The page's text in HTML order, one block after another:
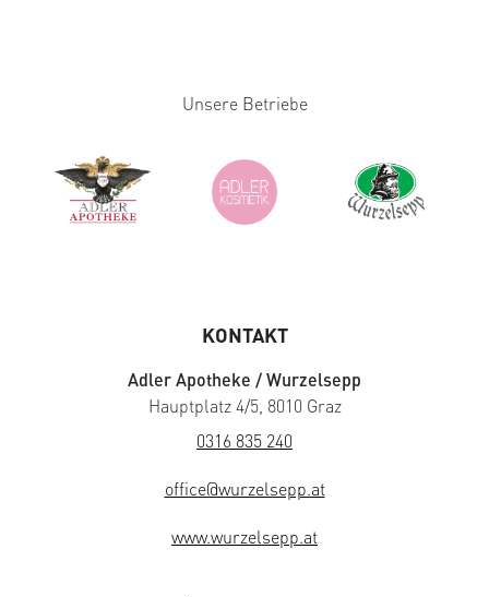
Unsere Betriebe
KONTAKT
Adler Apotheke / Wurzelsepp
Hauptplatz 4/5, 8010 Graz
0316 835 240
office@wurzelsepp.at
www.wurzelsepp.at